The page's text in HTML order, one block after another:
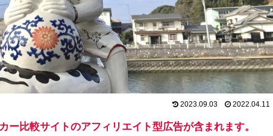
2023.09.03 2022.04.11
比較サイトのアフィリエイト型広告が含まれます。